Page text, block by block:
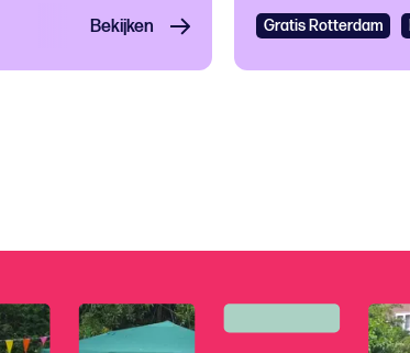
Open dagBekijken Gratis Rotterdam